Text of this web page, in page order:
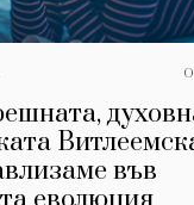
във